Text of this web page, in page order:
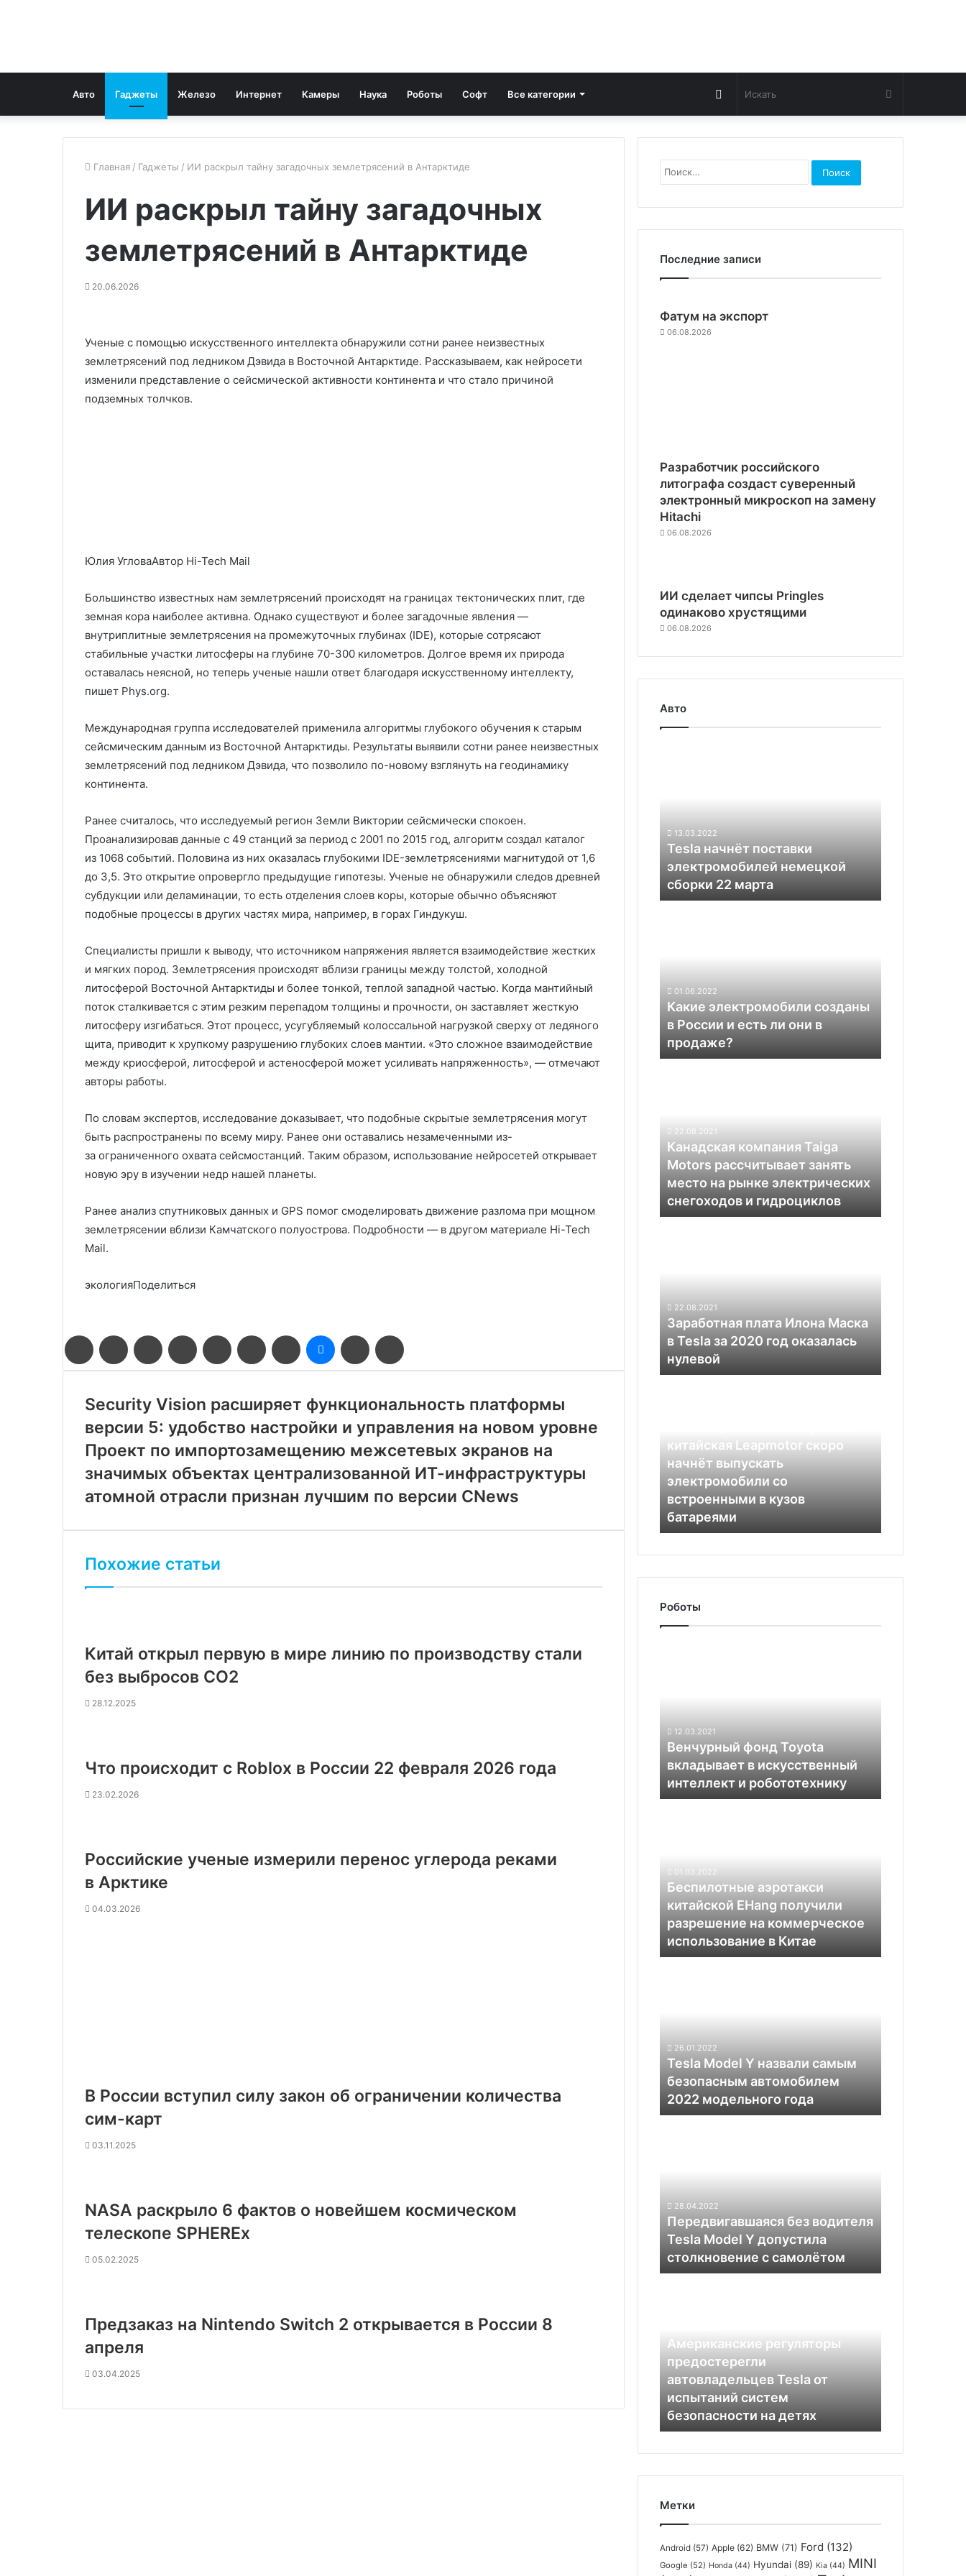
Авто Гаджеты Железо Интернет Камеры Наука Роботы Софт Все категории Искать
Switch
skin
Главная / Гаджеты / ИИ раскрыл тайну загадочных землетрясений в Антарктиде
ИИ раскрыл тайну загадочных
землетрясений в Антарктиде
20.06.2026
Ученые с помощью искусственного интеллекта обнаружили сотни ранее неизвестных
землетрясений под ледником Дэвида в Восточной Антарктиде. Рассказываем, как нейросети
изменили представление о сейсмической активности континента и что стало причиной
подземных толчков.
Юлия УгловаАвтор Hi-Tech Mail
Большинство известных нам землетрясений происходят на границах тектонических плит, где
земная кора наиболее активна. Однако существуют и более загадочные явления —
внутриплитные землетрясения на промежуточных глубинах (IDE), которые сотрясают
стабильные участки литосферы на глубине 70-300 километров. Долгое время их природа
оставалась неясной, но теперь ученые нашли ответ благодаря искусственному интеллекту,
пишет Phys.org.
Международная группа исследователей применила алгоритмы глубокого обучения к старым
сейсмическим данным из Восточной Антарктиды. Результаты выявили сотни ранее неизвестных
землетрясений под ледником Дэвида, что позволило по-новому взглянуть на геодинамику
континента.
Ранее считалось, что исследуемый регион Земли Виктории сейсмически спокоен.
Проанализировав данные с 49 станций за период с 2001 по 2015 год, алгоритм создал каталог
из 1068 событий. Половина из них оказалась глубокими IDE-землетрясениями магнитудой от 1,6
до 3,5. Это открытие опровергло предыдущие гипотезы. Ученые не обнаружили следов древней
субдукции или деламинации, то есть отделения слоев коры, которые обычно объясняют
подобные процессы в других частях мира, например, в горах Гиндукуш.
Специалисты пришли к выводу, что источником напряжения является взаимодействие жестких
и мягких пород. Землетрясения происходят вблизи границы между толстой, холодной
литосферой Восточной Антарктиды и более тонкой, теплой западной частью. Когда мантийный
поток сталкивается с этим резким перепадом толщины и прочности, он заставляет жесткую
литосферу изгибаться. Этот процесс, усугубляемый колоссальной нагрузкой сверху от ледяного
щита, приводит к хрупкому разрушению глубоких слоев мантии. «Это сложное взаимодействие
между криосферой, литосферой и астеносферой может усиливать напряженность», — отмечают
авторы работы.
По словам экспертов, исследование доказывает, что подобные скрытые землетрясения могут
быть распространены по всему миру. Ранее они оставались незамеченными из-
за ограниченного охвата сейсмостанций. Таким образом, использование нейросетей открывает
новую эру в изучении недр нашей планеты.
Ранее анализ спутниковых данных и GPS помог смоделировать движение разлома при мощном
землетрясении вблизи Камчатского полуострова. Подробности — в другом материале Hi-Tech
Mail.
экологияПоделиться
FacebookTwitter LinkedIn Pinterest Reddit ВконтактеОдноклассники
MessengerПоделиться
через
электронную
Security Vision расширяет функциональность платформы
версии 5: удобство настройки и управления на новом уровне
Проект по импортозамещению межсетевых экранов на
значимых объектах централизованной ИТ-инфраструктуры
атомной отрасли признан лучшим по версии CNews
Похожие статьи
Китай открыл первую в мире линию по производству стали
без выбросов CO2
28.12.2025
Что происходит с Roblox в России 22 февраля 2026 года
23.02.2026
Российские ученые измерили перенос углерода реками
в Арктике
04.03.2026
В России вступил силу закон об ограничении количества
сим-карт
03.11.2025
NASA раскрыло 6 фактов о новейшем космическом
телескопе SPHEREx
05.02.2025
Предзаказ на Nintendo Switch 2 открывается в России 8
апреля
03.04.2025
Найти:
Последние записи
Фатум на экспорт
06.08.2026
Разработчик российского
литографа создаст суверенный
электронный микроскоп на замену
Hitachi
06.08.2026
ИИ сделает чипсы Pringles
одинаково хрустящими
06.08.2026
Авто
22
марта
13.03.2022
Tesla начнёт поставки
электромобилей немецкой
сборки 22 марта
есть
ли
они
продаже?
01.06.2022
Какие электромобили созданы
в России и есть ли они в
продаже?
занять
на
рынке
электрических
снегоходов
22.08.2021
Канадская компания Taiga
Motors рассчитывает занять
место на рынке электрических
снегоходов и гидроциклов
за
2020
год
оказалась
нулевой
22.08.2021
Заработная плата Илона Маска
в Tesla за 2020 год оказалась
нулевой
Tesla:
китайская Leapmotor
начнёт
выпускать
электромобили
со
кузов
китайская Leapmotor скоро
начнёт выпускать
электромобили со
встроенными в кузов
батареями
Роботы
интеллект
робототехнику
12.03.2021
Венчурный фонд Toyota
вкладывает в искусственный
интеллект и робототехнику
разрешение
коммерческое
использование
Китае
01.03.2022
Беспилотные аэротакси
китайской EHang получили
разрешение на коммерческое
использование в Китае
автомобилем
2022
модельного
года
26.01.2022
Tesla Model Y назвали самым
безопасным автомобилем
2022 модельного года
допустила
столкновение
самолётом
28.04.2022
Передвигавшаяся без водителя
Tesla Model Y допустила
столкновение с самолётом
Tesla
испытаний
систем
безопасности
на
детях
Американские регуляторы
предостерегли
автовладельцев Tesla от
испытаний систем
безопасности на детях
Метки
Android (57) Apple (62) BMW (71) Ford (132)
Google (52) Honda (44) Hyundai (89) Kia (44) MINI